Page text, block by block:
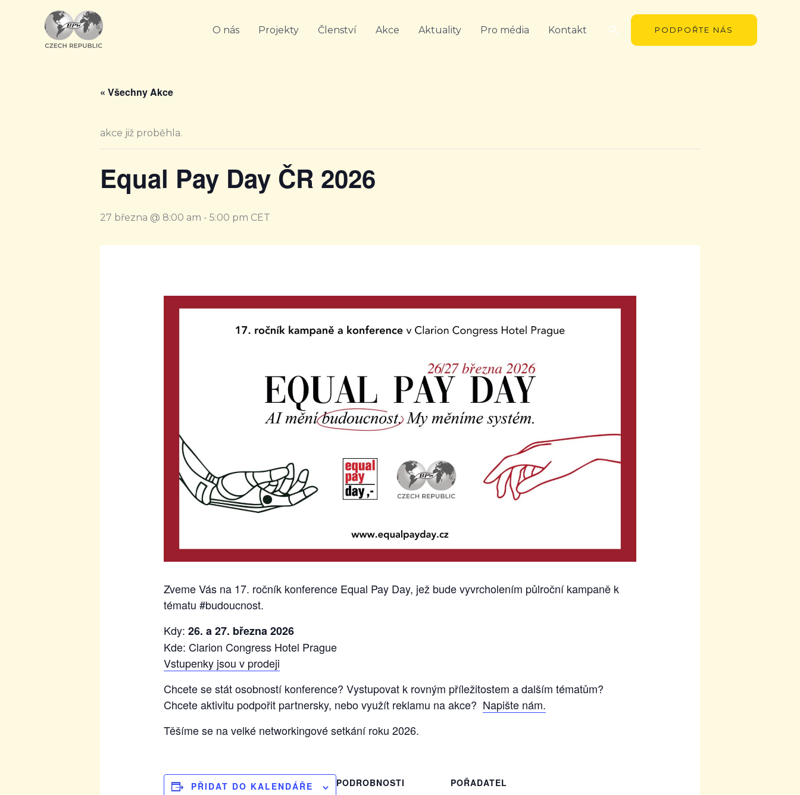
O nás Projekty Členství Akce Aktuality Pro média Kontakt Hledat PODPOŘTE NÁS
« Všechny Akce
akce již proběhla.
Equal Pay Day ČR 2026
27 března @ 8:00 am - 5:00 pm CET
Zveme Vás na 17. ročník konference Equal Pay Day, jež bude vyvrcholením půlroční kampaně k
tématu #budoucnost.
Kdy: 26. a 27. března 2026
Kde: Clarion Congress Hotel Prague
Vstupenky jsou v prodeji
Chcete se stát osobností konference? Vystupovat k rovným příležitostem a dalším tématům?
Chcete aktivitu podpořit partnersky, nebo využít reklamu na akce? Napište nám.
Těšíme se na velké networkingové setkání roku 2026.
PŘIDAT DO KALENDÁŘE
PODROBNOSTI
POŘADATEL